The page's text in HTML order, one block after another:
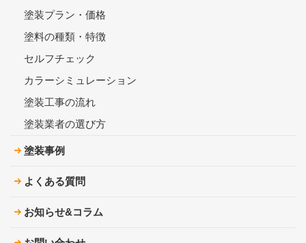
塗装プラン・価格
塗料の種類・特徴
セルフチェック
カラーシミュレーション
塗装工事の流れ
塗装業者の選び方
塗装事例
よくある質問
お知らせ&コラム